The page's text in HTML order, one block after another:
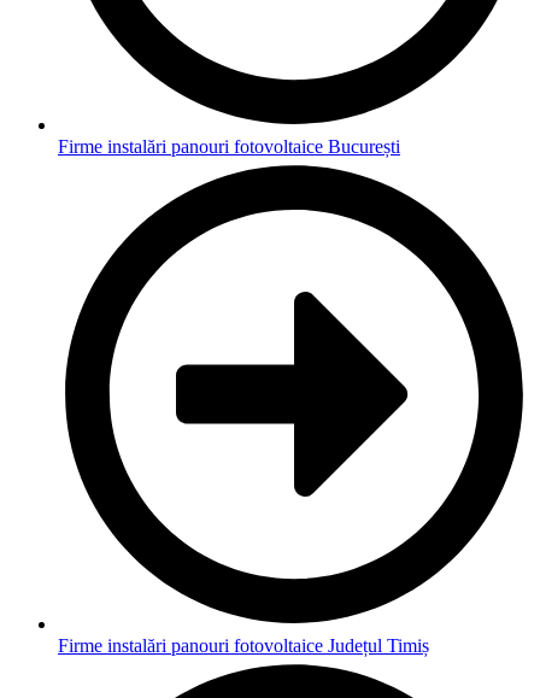
Firme instalări panouri fotovoltaice București
Firme instalări panouri fotovoltaice Județul Timiș